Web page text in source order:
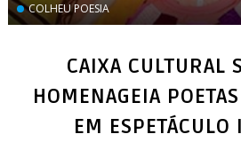
COLHEU POESIA
CAIXA CULTURAL
HOMENAGEIA
EM